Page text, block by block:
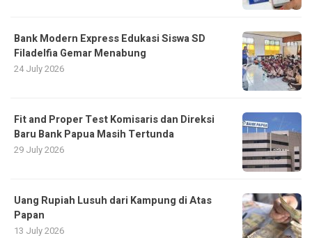
Bank Modern Express Edukasi Siswa SD
Filadelfia Gemar Menabung
24 July 2026
Fit and Proper Test Komisaris dan Direksi
Baru Bank Papua Masih Tertunda
29 July 2026
Uang Rupiah Lusuh dari Kampung di Atas
Papan
13 July 2026